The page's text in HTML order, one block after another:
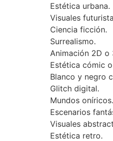
Estética urbana.
Visuales
Ciencia ficción.
Surrealismo.
Animación 2D o
Estética cómic
Blanco y negro
Glitch digital.
Mundos oníricos.
Escenarios
Visuales
Estética retro.